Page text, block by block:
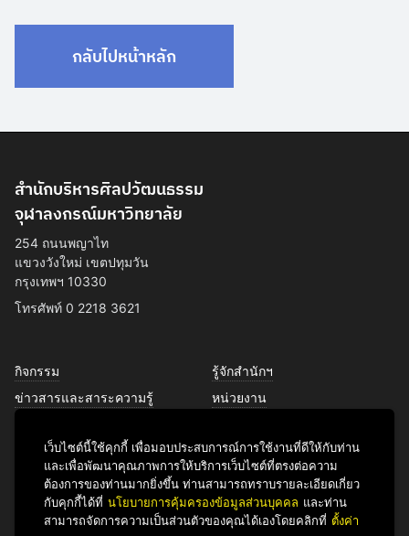
กลับไปหน้าหลัก
สำนักบริหารศิลปวัฒนธรรม
จุฬาลงกรณ์มหาวิทยาลัย
254 ถนนพญาไท
แขวงวังใหม่ เขตปทุมวัน
กรุงเทพฯ 10330
โทรศัพท์ 0 2218 3621
กิจกรรม
ข่าวสารและสาระความรู้
ศิลปวัฒนธรรม
รู้จักสำนักฯ
หน่วยงาน
บริการของเรา
ติดต่อเรา
เว็บไซต์นี้ใช้คุกกี้ เพื่อมอบประสบการณ์การใช้งานที่ดีให้กับท่าน
และเพื่อพัฒนาคุณภาพการให้บริการเว็บไซต์ที่ตรงต่อความ
ต้องการของท่านมากยิ่งขึ้น ท่านสามารถทราบรายละเอียดเกี่ยว
กับคุกกี้ได้ที่ นโยบายการคุ้มครองข้อมูลส่วนบุคคล และท่าน
สามารถจัดการความเป็นส่วนตัวของคุณได้เองโดยคลิกที่ ตั้งค่า